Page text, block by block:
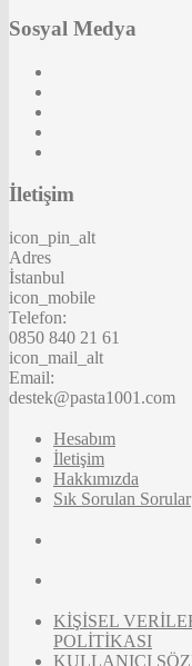
Sosyal Medya
İletişim
icon_pin_alt
Adres
İstanbul
icon_mobile
Telefon:
0850 840 21 61
icon_mail_alt
Email:
destek@pasta1001.com
Hesabım
İletişim
Hakkımızda
Sık Sorulan Sorular
KİŞİSEL
POLİTİKASI
KULLANICI